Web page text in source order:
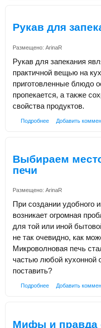
Рукав для
Размещено: ArinaR
Рукав для запекания
практичной вещью на
приготовленные блюдо
пропекается, а также
свойства продуктов.
Подробнее Добавить
Выбираем
печи
Размещено: ArinaR
При создании удобного
возникает огромная
для той или иной
не так очевидно, как
Микроволновая печь
частью любой кухонной
поставить?
Подробнее Добавить
Мифы и правда